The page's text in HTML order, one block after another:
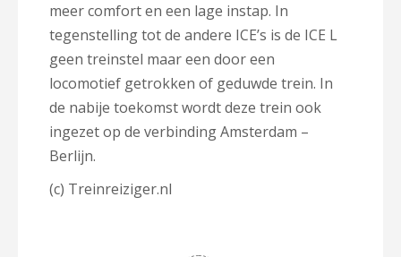
meer comfort en een lage instap. In
tegenstelling tot de andere ICE’s is de ICE L
geen treinstel maar een door een
locomotief getrokken of geduwde trein. In
de nabije toekomst wordt deze trein ook
ingezet op de verbinding Amsterdam –
Berlijn.
(c) Treinreiziger.nl